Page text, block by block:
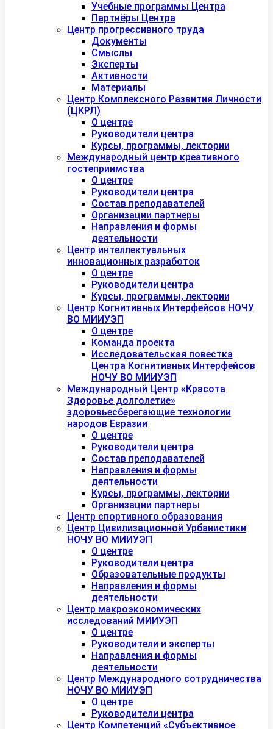
Учебные программы Центра
Партнёры Центра
Центр прогрессивного труда
Документы
Смыслы
Эксперты
Активности
Материалы
Центр Комплексного Развития Личности
(ЦКРЛ)
О центре
Руководители центра
Курсы, программы, лектории
Международный центр креативного
гостеприимства
О центре
Руководители центра
Состав преподавателей
Организации партнеры
Направления и формы
деятельности
Центр интеллектуальных
инновационных разработок
О центре
Руководители центра
Курсы, программы, лектории
Центр Когнитивных Интерфейсов НОЧУ
ВО МИИУЭП
О центре
Команда проекта
Исследовательская повестка
Центра Когнитивных Интерфейсов
НОЧУ ВО МИИУЭП
Международный Центр «Красота
Здоровье долголетие»
здоровьесберегающие технологии
народов Евразии
О центре
Руководители центра
Состав преподавателей
Направления и формы
деятельности
Курсы, программы, лектории
Организации партнеры
Центр спортивного образования
Центр Цивилизационной Урбанистики
НОЧУ ВО МИИУЭП
О центре
Руководители центра
Образовательные продукты
Направления и формы
деятельности
Центр макроэкономических
исследований МИИУЭП
О центре
Руководители и эксперты
Направления и формы
деятельности
Центр Международного сотрудничества
НОЧУ ВО МИИУЭП
О центре
Руководители центра
Центр Компетенций «Субъективное